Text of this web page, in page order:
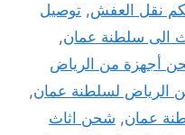
نقل العفش, توصيل
الى سلطنة عمان,
أجهزة من الرياض
لسلطنة عمان,
عمان, شحن اثاث